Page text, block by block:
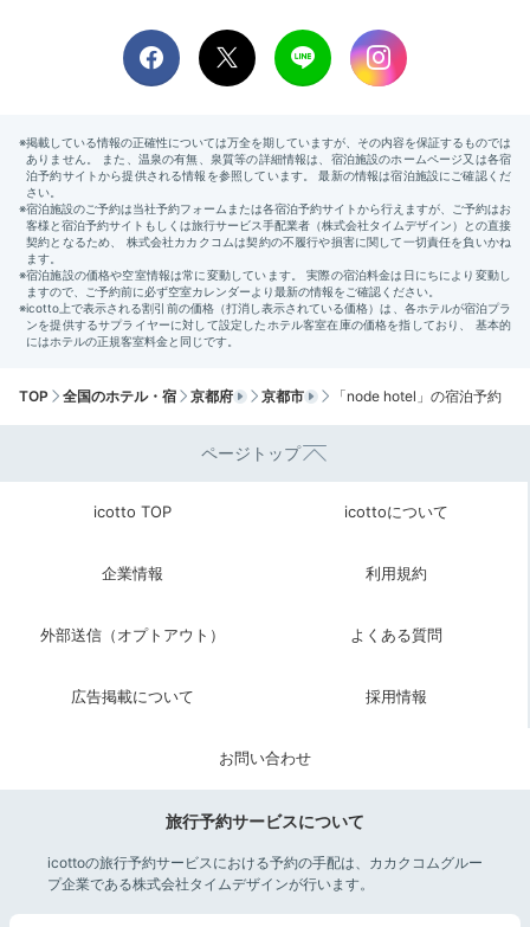
館内「node」でいただきましょう。コールドプレスジ
ュースと地元のおいしいパンが魅力！
Check-out
11:00 宿を出発
余韻にひたりつつ
チェックアウト
cocoro-ma-shieさんの投稿
良し、館内のアート作品とじっくり向き合うも良し。た
yukokko3706
エントランスとロビーにアートな雰囲気が漂っていました。全体的
に薄暗いですが、インスピレーションを駆り立てるにはとても良い
TOP 全国のホテル・宿 京都府 京都市 「node hotel」の宿泊予約
ページトップ
icotto TOP icottoについて
企業情報 利用規約
外部送信（オプトアウト） よくある質問
広告掲載について 採用情報
お問い合わせ
旅行予約サービスについて
icottoの旅行予約サービスにおける予約の手配は、カカクコムグルー
プ企業である株式会社タイムデザインが行います。